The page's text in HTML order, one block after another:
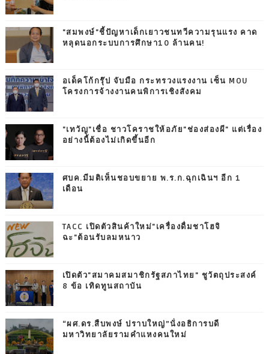
"สมพงษ์"ชี้ปัญหาเด็กเยาวชนทวีความรุนแรง คาด
หลุดนอกระบบการศึกษา10 ล้านคน!
อเด็คโก้กรุ๊ป จับมือ กระทรวงแรงงาน เซ็น MOU
โครงการจ้างงานคนพิการเชิงสังคม
"เทวัญ"เชื่อ ชาวโคราชให้อภัย"ช่องส่องผี" แต่เรื่อง
อย่างนี้ต้องไม่เกิดขึ้นอีก
ศบค.มีมติเห็นชอบขยาย พ.ร.ก.ฉุกเฉินฯ อีก 1
เดือน
TACC เปิดตัวสินค้าใหม่"เครื่องดื่มชาโฮจิ
ฉะ"ต้อนรับลมหนาว
เปิดตัว"สมาคมสมาชิกรัฐสภาไทย" ชูวัตถุประสงค์
8 ข้อ เทิดทูนสถาบัน
“ผศ.ดร.สืบพงษ์ ปราบใหญ่”นั่งอธิการบดี
มหาวิทยาลัยรามคำแหงคนใหม่